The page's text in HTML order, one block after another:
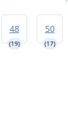
48
(19)
50
(17)